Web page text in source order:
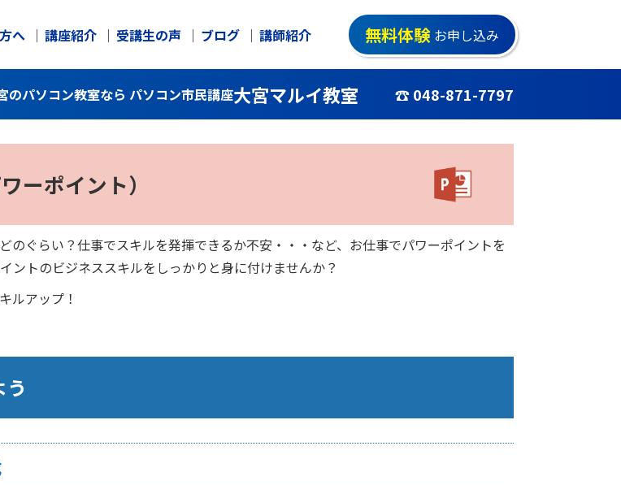
へ 講座紹介 受講生の声 ブログ 講師紹介 無料体験 お申し込み
パソコン教室なら パソコン市民講座大宮マルイ教室 ☎ 048-871-7797
ーポイント）
ぐらい？仕事でスキルを発揮できるか不安・・・など、お仕事でパワーポイントを
ントのビジネススキルをしっかりと身に付けませんか？
ルアップ！